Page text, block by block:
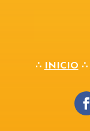
∴ INICIO ∴